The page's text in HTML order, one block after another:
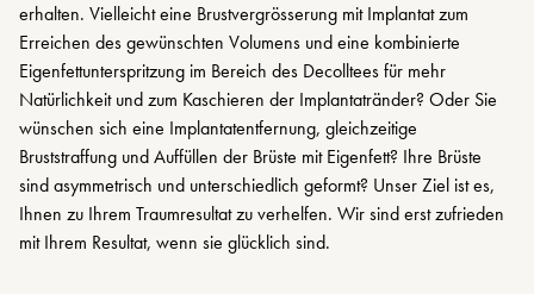
erhalten. Vielleicht eine Brustvergrösserung mit Implantat zum
Erreichen des gewünschten Volumens und eine kombinierte
Eigenfettunterspritzung im Bereich des Decolltees für mehr
Natürlichkeit und zum Kaschieren der Implantatränder? Oder Sie
wünschen sich eine Implantatentfernung, gleichzeitige
Bruststraffung und Auffüllen der Brüste mit Eigenfett? Ihre Brüste
sind asymmetrisch und unterschiedlich geformt? Unser Ziel ist es,
Ihnen zu Ihrem Traumresultat zu verhelfen. Wir sind erst zufrieden
mit Ihrem Resultat, wenn sie glücklich sind.